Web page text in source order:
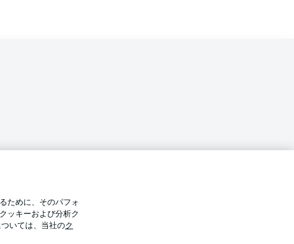
Display Mode
条件
ために、そのパフォ
ッキーおよび分析ク
いては、当社のク